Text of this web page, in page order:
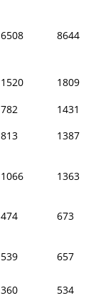
6508 8644
1520
1809
782
1431
813
1387
1066 1363
474
673
539 657
360
534